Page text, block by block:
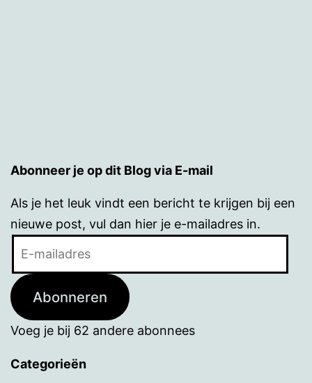
Abonneer je op dit Blog via E-mail
Als je het leuk vindt een bericht te krijgen bij een
nieuwe post, vul dan hier je e-mailadres in.
Abonneren
Voeg je bij 62 andere abonnees
Categorieën